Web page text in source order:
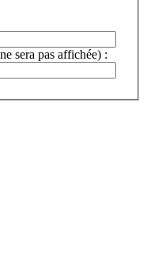
sera pas affichée) :